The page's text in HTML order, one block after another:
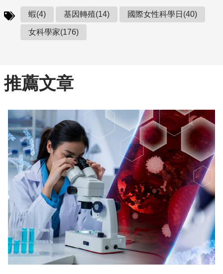
蝦(4) 基因轉殖(14) 國際女性科學日(40)
女科學家(176)
推薦文章